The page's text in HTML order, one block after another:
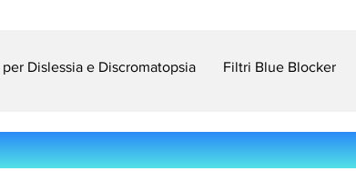
Dislessia e Discromatopsia Filtri Blue Blocker